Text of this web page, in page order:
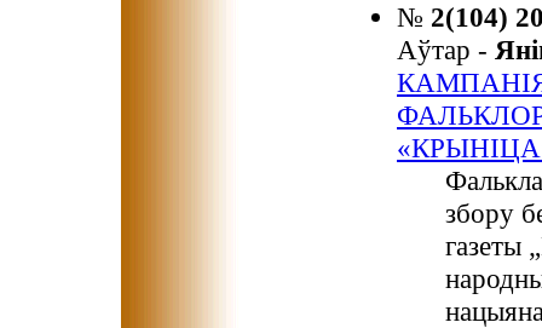
№ 2(104)
Аўтар -
збору
газеты